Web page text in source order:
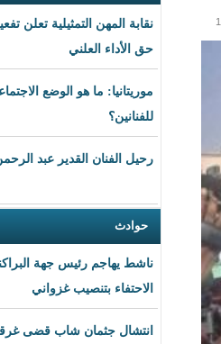
نقابة المهن التمثيلية تعلن
حق الأداء العلني
موريتانيا: ما هو الوضع
للفنانين؟
رحيل الفنان القدير عبد
حوادث
ناشط يهاجم رئيس جهة
الاحتفاء بتنصيب غزواني
انتشال جثمان شاب قضى